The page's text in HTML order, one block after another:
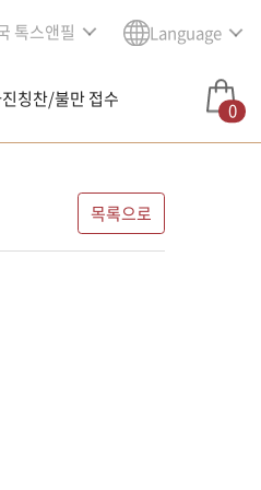
톡스앤필 Language
칭찬/불만 접수 0
목록으로